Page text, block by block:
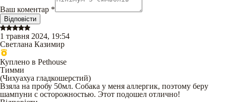
Ваш коментар *
Відповісти
1 травня 2024, 19:54
Светлана Казимир
Куплено в Pethouse
Тимми
(Чихуахуа гладкошерстий)
Взяла на пробу 50мл. Собака у меня аллергик, поэтому беру
шампуни с осторожностью. Этот подошел отлично!